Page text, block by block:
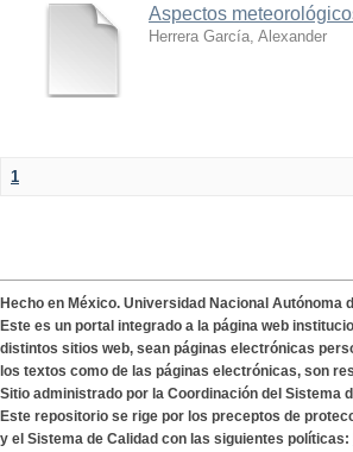
Aspectos
Herrera García, Alexander
1
Hecho en México. Universidad Nacional
Este es un portal integrado a la página web
distintos sitios web, sean páginas electrónicas
los textos como de las páginas electrónicas, son
Sitio administrado por la Coordinación del Sistema
Este repositorio se rige por los preceptos de
y el Sistema de Calidad con las siguientes políticas: